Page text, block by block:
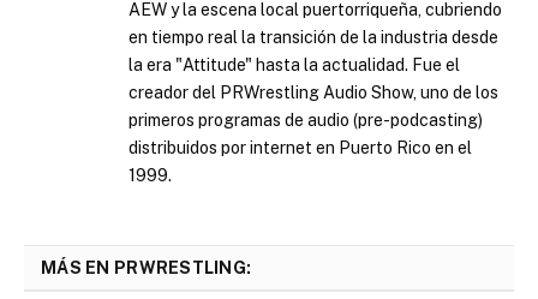
AEW y la escena local puertorriqueña, cubriendo
en tiempo real la transición de la industria desde
la era "Attitude" hasta la actualidad. Fue el
creador del PRWrestling Audio Show, uno de los
primeros programas de audio (pre-podcasting)
distribuidos por internet en Puerto Rico en el
1999.
MÁS EN PRWRESTLING: